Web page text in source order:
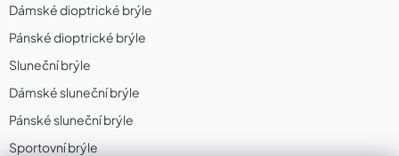
Dámské dioptrické brýle
Pánské dioptrické brýle
Sluneční brýle
Dámské sluneční brýle
Pánské sluneční brýle
Sportovní brýle